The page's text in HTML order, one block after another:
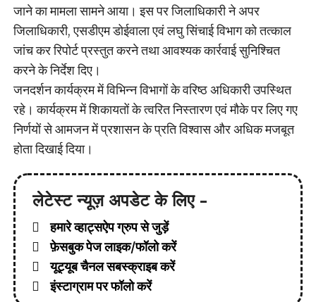
जाने का मामला सामने आया। इस पर जिलाधिकारी ने अपर
जिलाधिकारी, एसडीएम डोईवाला एवं लघु सिंचाई विभाग को तत्काल
जांच कर रिपोर्ट प्रस्तुत करने तथा आवश्यक कार्रवाई सुनिश्चित
करने के निर्देश दिए।
जनदर्शन कार्यक्रम में विभिन्न विभागों के वरिष्ठ अधिकारी उपस्थित
रहे। कार्यक्रम में शिकायतों के त्वरित निस्तारण एवं मौके पर लिए गए
निर्णयों से आमजन में प्रशासन के प्रति विश्वास और अधिक मजबूत
होता दिखाई दिया।
लेटेस्ट न्यूज़ अपडेट के लिए -
हमारे व्हाट्सऐप ग्रुप से जुड़ें
फ़ेसबुक पेज लाइक/फॉलो करें
यूट्यूब चैनल सबस्क्राइब करें
इंस्टाग्राम पर फॉलो करें